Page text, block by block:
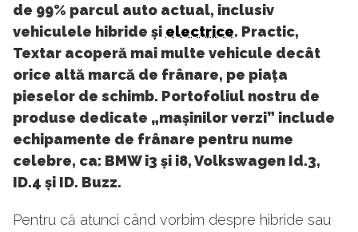
de 99% parcul auto actual, inclusiv
vehiculele hibride și electrice. Practic,
Textar acoperă mai multe vehicule decât
orice altă marcă de frânare, pe piața
pieselor de schimb. Portofoliul nostru de
produse dedicate „mașinilor verzi” include
echipamente de frânare pentru nume
celebre, ca: BMW i3 și i8, Volkswagen Id.3,
ID.4 și ID. Buzz.
Pentru că atunci când vorbim despre hibride sau